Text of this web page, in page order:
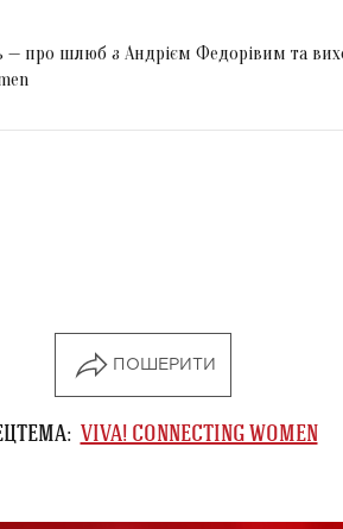
— про шлюб з Андрієм Федорівим та
ПОШЕРИТИ
VIVA! CONNECTING WOMEN